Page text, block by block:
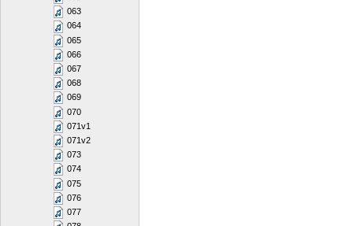
063
064
065
066
067
068
069
070
071v1
071v2
073
074
075
076
077